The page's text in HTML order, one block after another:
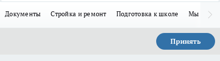
Документы Стройка и ремонт Подготовка к школе Мы в MAX
Принять